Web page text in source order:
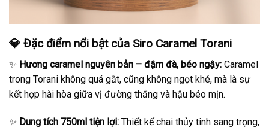
💎 Đặc điểm nổi bật của Siro Caramel Torani
✨ Hương caramel nguyên bản – đậm đà, béo ngậy: Caramel
trong Torani không quá gắt, cũng không ngọt khé, mà là sự
kết hợp hài hòa giữa vị đường thắng và hậu béo mịn.
✨ Dung tích 750ml tiện lợi: Thiết kế chai thủy tinh sang trọng,